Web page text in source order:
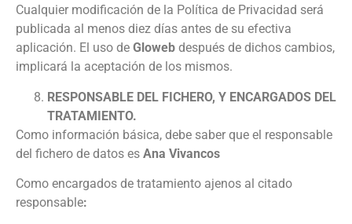
Cualquier modificación de la Política de Privacidad será
publicada al menos diez días antes de su efectiva
aplicación. El uso de Gloweb después de dichos cambios,
implicará la aceptación de los mismos.
RESPONSABLE DEL FICHERO, Y ENCARGADOS DEL
TRATAMIENTO.
Como información básica, debe saber que el responsable
del fichero de datos es Ana Vivancos
Como encargados de tratamiento ajenos al citado
responsable: